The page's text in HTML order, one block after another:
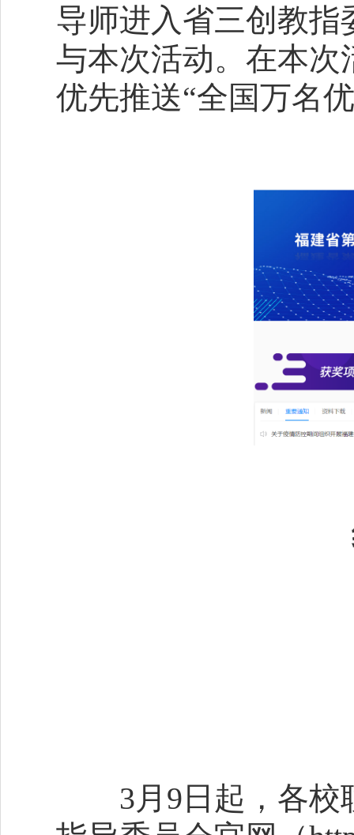
导师进入省三创教
与本次活动。在本次
优先推送“全国万名
3月9日起，各校